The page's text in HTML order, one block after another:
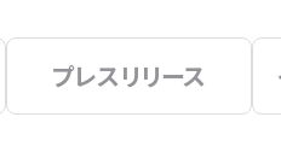
プレスリリース